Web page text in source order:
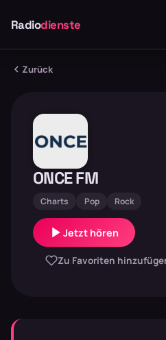
Radiodienste
Zurück
ONCE FM
Charts Pop Rock
Jetzt hören
Zu Favoriten